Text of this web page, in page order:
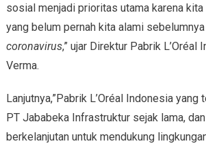
sosial menjadi prioritas utama karena
yang belum pernah kita alami
coronavirus,” ujar Direktur Pabrik L’Oréal
Verma.
Lanjutnya,”Pabrik L’Oréal Indonesia yang
PT Jababeka Infrastruktur sejak lama,
berkelanjutan untuk mendukung